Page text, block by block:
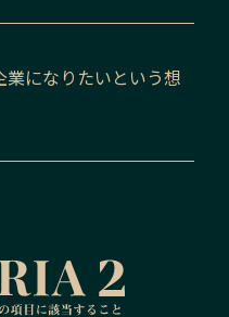
になりたいという想